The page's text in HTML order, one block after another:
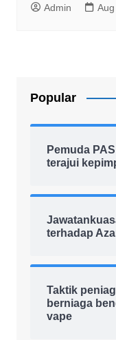
Admin
Popular
Pemuda
terajui
terhadap
Taktik
berniaga
vape